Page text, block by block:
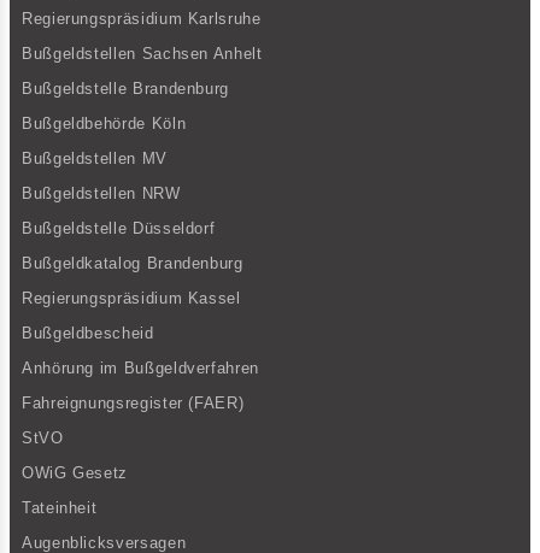
Regierungspräsidium Karlsruhe
Bußgeldstellen Sachsen Anhelt
Bußgeldstelle Brandenburg
Bußgeldbehörde Köln
Bußgeldstellen MV
Bußgeldstellen NRW
Bußgeldstelle Düsseldorf
Bußgeldkatalog Brandenburg
Regierungspräsidium Kassel
Bußgeldbescheid
Anhörung im Bußgeldverfahren
Fahreignungsregister (FAER)
StVO
OWiG Gesetz
Tateinheit
Augenblicksversagen